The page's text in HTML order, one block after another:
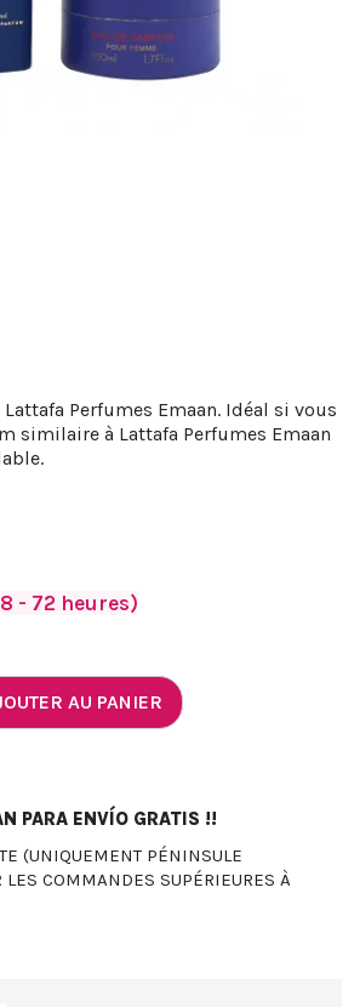
Perfumes Emaan. Idéal si vous
similaire à Lattafa Perfumes Emaan
- 72 heures)
AU PANIER
PARA ENVÍO GRATIS !!
(UNIQUEMENT PÉNINSULE
LES COMMANDES SUPÉRIEURES À